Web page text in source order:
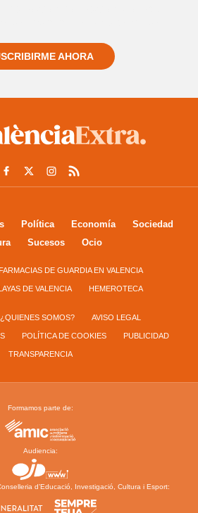
AHORA
Política Economía
Sociedad
Sucesos Ocio
FARMACIAS DE GUARDIA EN VALENCIA
DE VALENCIA HEMEROTECA
¿QUIENES SOMOS? AVISO LEGAL
POLÍTICA DE COOKIES PUBLICIDAD
TRANSPARENCIA
Formamos parte de:
Audiencia:
d’Educació, Investigació, Cultura i Esport: